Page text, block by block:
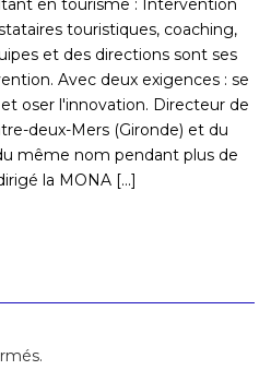
touristiques, coaching,
et des directions sont ses
Avec deux exigences : se
oser l'innovation. Directeur de
deux-Mers (Gironde) et du
même nom pendant plus de
la MONA [...]